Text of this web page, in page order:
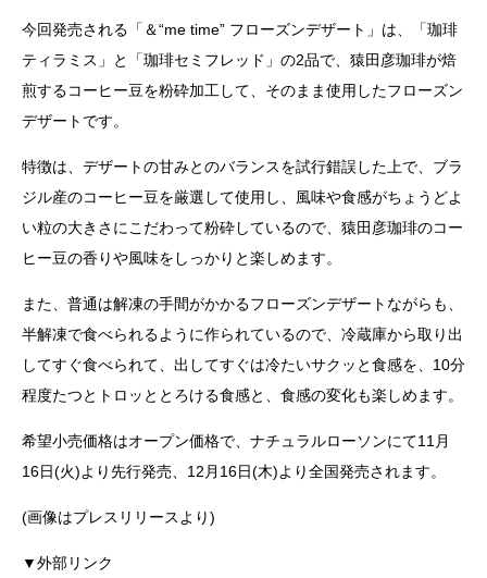
今回発売される「＆“me time” フローズンデザート」は、「珈琲
ティラミス」と「珈琲セミフレッド」の2品で、猿田彦珈琲が焙
煎するコーヒー豆を粉砕加工して、そのまま使用したフローズン
デザートです。
特徴は、デザートの甘みとのバランスを試行錯誤した上で、ブラ
ジル産のコーヒー豆を厳選して使用し、風味や食感がちょうどよ
い粒の大きさにこだわって粉砕しているので、猿田彦珈琲のコー
ヒー豆の香りや風味をしっかりと楽しめます。
また、普通は解凍の手間がかかるフローズンデザートながらも、
半解凍で食べられるように作られているので、冷蔵庫から取り出
してすぐ食べられて、出してすぐは冷たいサクッと食感を、10分
程度たつとトロッととろける食感と、食感の変化も楽しめます。
希望小売価格はオープン価格で、ナチュラルローソンにて11月
16日(火)より先行発売、12月16日(木)より全国発売されます。
(画像はプレスリリースより)
▼外部リンク